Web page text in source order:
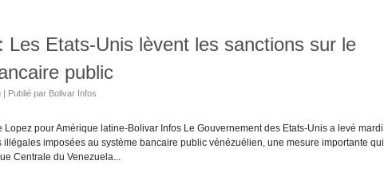
Les Etats-Unis lèvent les sanctions sur le
public
| Publié par Bolivar Infos
Lopez pour Amérique latine-Bolivar Infos Le Gouvernement des Etats-Unis a levé mardi
illégales imposées au système bancaire public vénézuélien, une mesure importante qui
Centrale du Venezuela...